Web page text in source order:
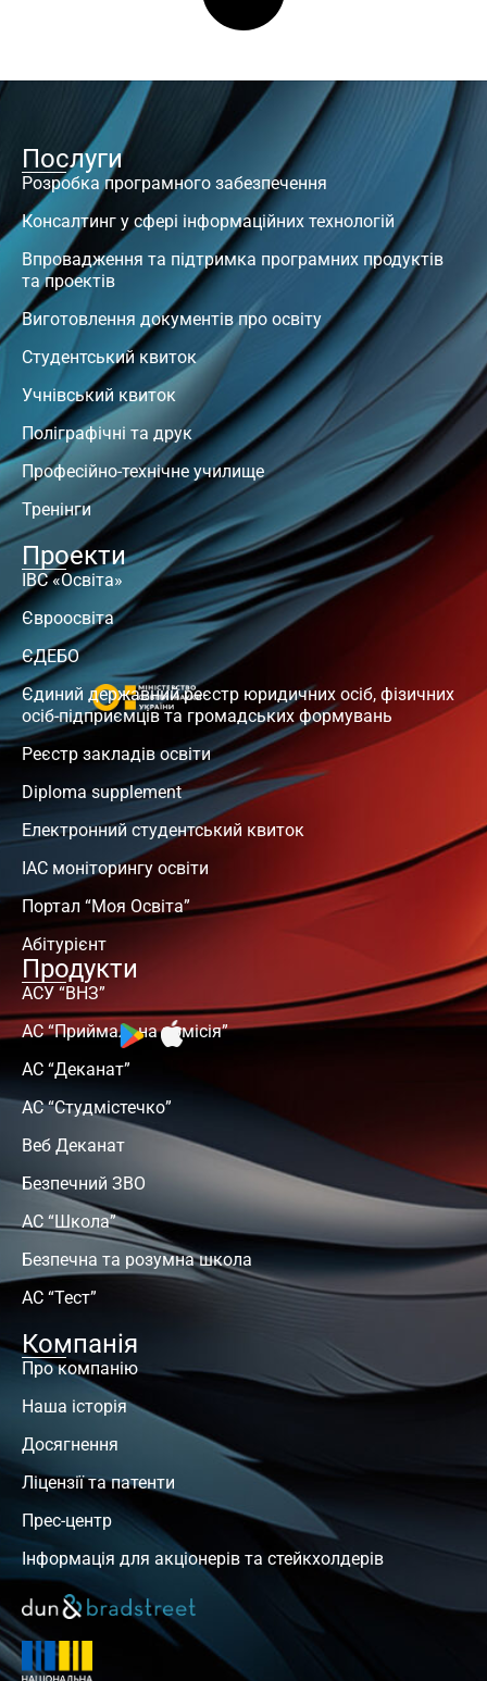
Послуги
Розробка програмного забезпечення
Консалтинг у сфері інформаційних технологій
Впровадження та підтримка програмних продуктів
та проектів
Виготовлення документів про освіту
Студентський квиток
Учнівський квиток
Поліграфічні та друк
Професійно-технічне училище
Тренінги
Проекти
ІВС «Освіта»
Євроосвіта
ЄДЕБО
Єдиний державний реєстр юридичних осіб, фізичних
осіб-підприємців та громадських формувань
Реєстр закладів освіти
Diploma supplement
Електронний студентський квиток
ІАС моніторингу освіти
Портал “Моя Освіта”
Абітурієнт
Продукти
АСУ “ВНЗ”
АС “Приймальна комісія”
АС “Деканат”
АС “Студмістечко”
Веб Деканат
Безпечний ЗВО
АС “Школа”
Безпечна та розумна школа
АС “Тест”
Компанія
Про компанію
Наша історія
Досягнення
Ліцензії та патенти
Прес-центр
Інформація для акціонерів та стейкхолдерів